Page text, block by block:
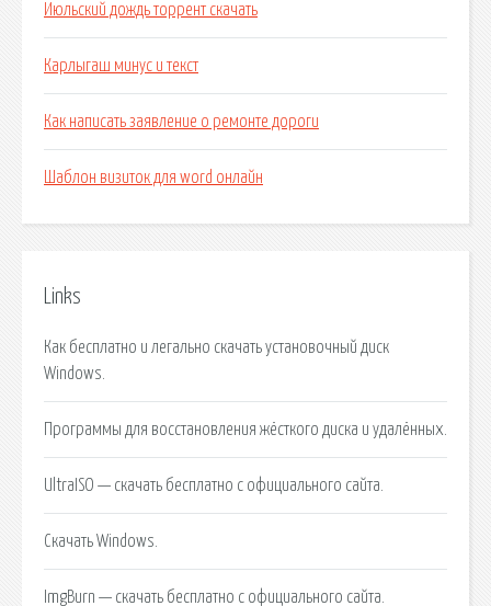
Июльский дождь торрент скачать
Карлыгаш минус и текст
Как написать заявление о ремонте дороги
Шаблон визиток для word онлайн
Links
Как бесплатно и легально скачать установочный диск
Windows.
Программы для восстановления жёсткого диска и удалённых.
UltraISO — скачать бесплатно с официального сайта.
Скачать Windows.
ImgBurn — скачать бесплатно с официального сайта.